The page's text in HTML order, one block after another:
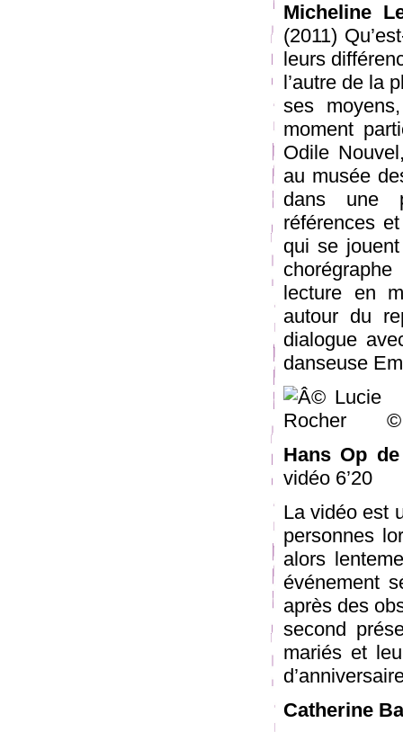
Micheline
(2011)
leurs
l’autre de la
ses
moment
Odile
au musée
dans une
références
qui se
lecture en
autour du
dialogue
danseuse
©
Hans Op
vidéo 6’20
La vidéo est
personnes
alors
événement
après des
second
mariés et
Catherine